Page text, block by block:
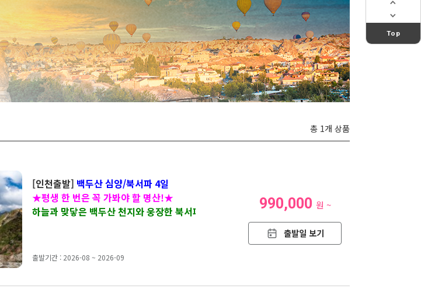
총 1개 상품
[인천출발] 백두산 심양/북서파 4일
★평생 한 번은 꼭 가봐야 할 명산!★
하늘과 맞닿은 백두산 천지와 웅장한 북서파를 만나는 특별한 여행
출발기간 : 2026-08 ~ 2026-09
990,000 원 ~
출발일 보기
Top